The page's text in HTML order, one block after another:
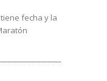
fecha y la